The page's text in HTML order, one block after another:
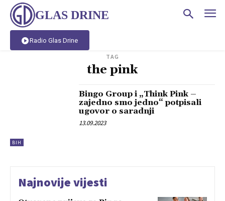
GLAS DRINE
Radio Glas Drine
TAG
the pink
BIH
Bingo Group i „Think Pink –
zajedno smo jedno“ potpisali
ugovor o saradnji
13.09.2023
Najnovije vijesti